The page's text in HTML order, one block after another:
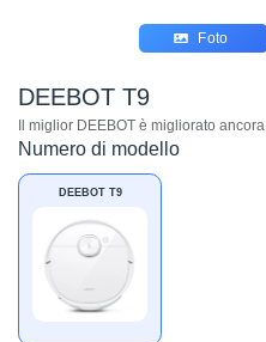
Foto
DEEBOT T9
Il miglior DEEBOT è migliorato ancora
Numero di modello
DEEBOT T9